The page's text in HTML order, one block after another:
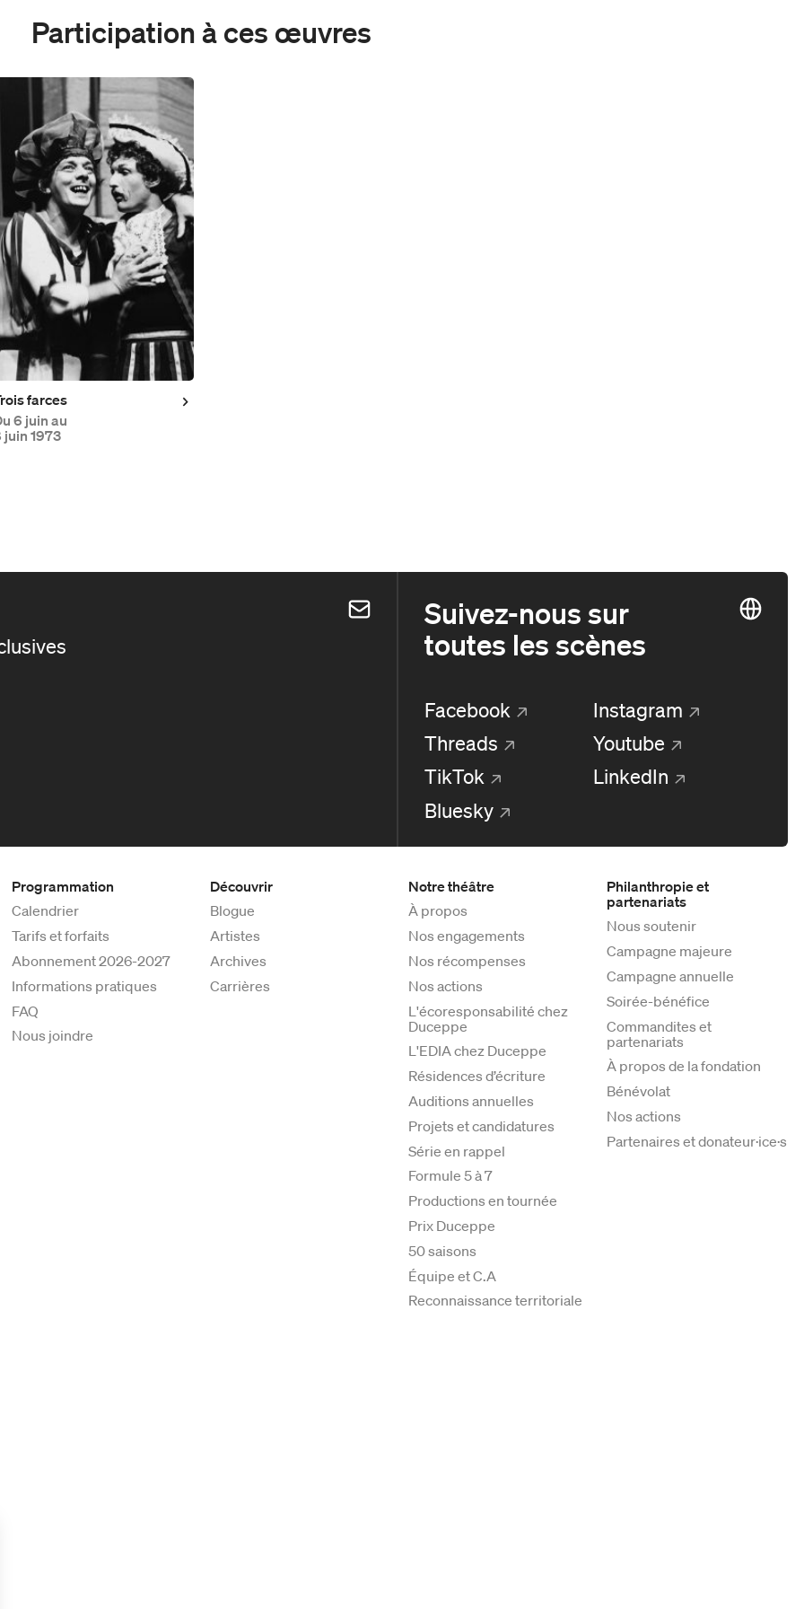
Participation à ces œuvres
farces
6 juin au
juin 1973
Suivez-nous sur
toutes les scènes
Facebook
Instagram
Threads
Youtube
TikTok
LinkedIn
Bluesky
Programmation
Calendrier
Tarifs et forfaits
Abonnement 2026-2027
Informations pratiques
FAQ
Nous joindre
Découvrir
Blogue
Artistes
Archives
Carrières
Notre théâtre
À propos
Nos engagements
Nos récompenses
Nos actions
L'écoresponsabilité chez
Duceppe
L'EDIA chez Duceppe
Résidences d’écriture
Auditions annuelles
Projets et candidatures
Série en rappel
Formule 5 à 7
Productions en tournée
Prix Duceppe
50 saisons
Équipe et C.A
Reconnaissance territoriale
Philanthropie et
partenariats
Nous soutenir
Campagne majeure
Campagne annuelle
Soirée-bénéfice
Commandites et
partenariats
À propos de la fondation
Bénévolat
Nos actions
Partenaires et donateur·ice·s